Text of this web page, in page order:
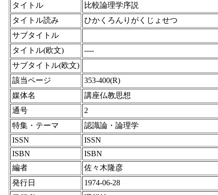
タイトル
比較論理学序説
タイトル読み
ひかくろんりがくじょせつ
サブタイトル
タイトル(欧文)
----
サブタイトル(欧文)
該当ページ
353-400(R)
媒体名
講座仏教思想
通号
2
特集・テーマ
認識論・論理学
ISSN
ISSN
ISBN
ISBN
編者
佐々木隆彦
発行日
1974-06-28